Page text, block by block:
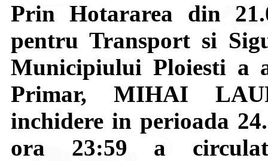
Prin Hotararea din
pentru Transport si
Municipiului Ploiesti a
Primar, MIHAI
inchidere in perioada
ora 23:59 a